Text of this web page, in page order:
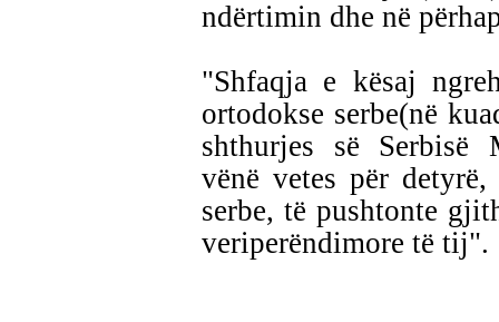
ndërtimin dhe në
"Shfaqja e kësaj
ortodokse serbe(në
shthurjes së Serbisë
vënë vetes për
serbe, të pushtonte
veriperëndimore të tij".